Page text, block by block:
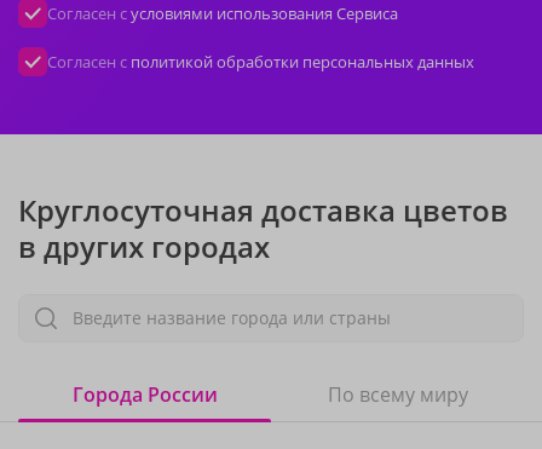
Согласен сусловиями использования Сервиса
Согласен с политикой обработки персональных данных
Круглосуточная доставка цветов
в других городах
Введите название города или страны
Города России По всему миру